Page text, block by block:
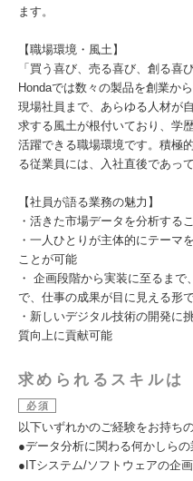
ます。
【職場環境・風土】
「買う喜び、売る喜び、創る喜
Hondaでは数々の製品を創業か
現場社員まで、あらゆる人材が
求する風土が根付いており、学
活躍できる職場環境です。積極
る従業員には、入社直後であっ
【社員が語る業務の魅力】
・活きた市場データを分析する
・一人ひとりが主体的にテーマ
ことが可能
・ 企画段階から実装に至るま
で、仕事の成果が目に見える形
・新しいデジタル技術の開発に
質向上に貢献可能
求められるスキルは
必須
以下いずれかのご経験をお持ち
●データ分析に関わる何かしら
●ITシステム/ソフトウェアの企